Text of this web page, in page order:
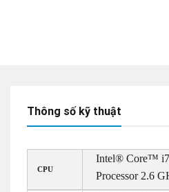
Thông số kỹ thuật
CPU
Intel® Core™
Processor 2.6